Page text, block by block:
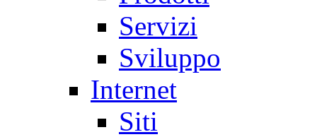
Servizi
Sviluppo
Internet
Siti